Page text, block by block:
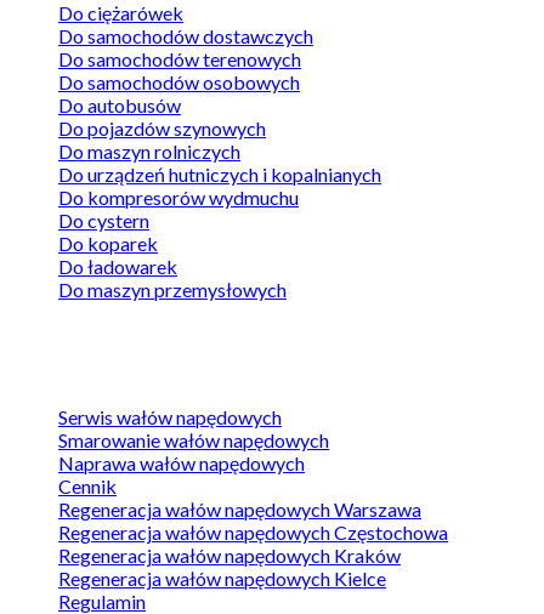
Do ciężarówek
Do samochodów dostawczych
Do samochodów terenowych
Do samochodów osobowych
Do autobusów
Do pojazdów szynowych
Do maszyn rolniczych
Do urządzeń hutniczych i kopalnianych
Do kompresorów wydmuchu
Do cystern
Do koparek
Do ładowarek
Do maszyn przemysłowych
Serwis wałów napędowych
Smarowanie wałów napędowych
Naprawa wałów napędowych
Cennik
Regeneracja wałów napędowych Warszawa
Regeneracja wałów napędowych Częstochowa
Regeneracja wałów napędowych Kraków
Regeneracja wałów napędowych Kielce
Regulamin